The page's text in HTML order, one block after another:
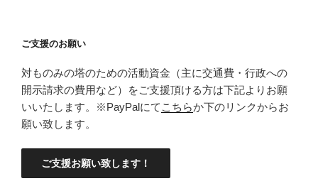
ご支援のお願い
対ものみの塔のための活動資金（主に交通費・行政への
開示請求の費用など）をご支援頂ける方は下記よりお願
いいたします。※PayPalにて こちらか下のリンクからお
願い致します。